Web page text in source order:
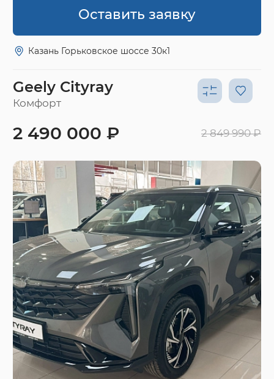
Оставить заявку
Казань Горьковское шоссе 30к1
Geely Cityray
Комфорт
2 490 000 ₽ 2 849 990 ₽